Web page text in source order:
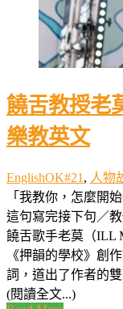
饒舌教授老
樂教英文
EnglishOK#21 , 人物
「我教你，怎麼開
這句寫完接下句／
饒舌歌手老莫（ILL
《押韻的學校》創
詞，道出了作者的
(閱讀全文...)